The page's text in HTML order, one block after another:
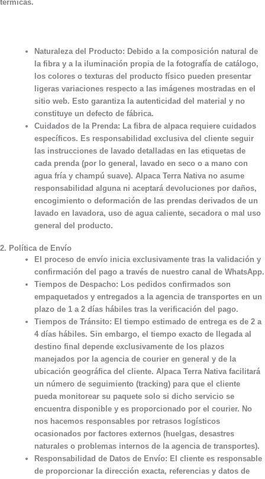
térmicas.
Naturaleza del Producto: Debido a la composición natural de
la fibra y a la iluminación propia de la fotografía de catálogo,
los colores o texturas del producto físico pueden presentar
ligeras variaciones respecto a las imágenes mostradas en el
sitio web. Esto garantiza la autenticidad del material y no
constituye un defecto de fábrica.
Cuidados de la Prenda: La fibra de alpaca requiere cuidados
específicos. Es responsabilidad exclusiva del cliente seguir
las instrucciones de lavado detalladas en las etiquetas de
cada prenda (por lo general, lavado en seco o a mano con
agua fría y champú suave). Alpaca Terra Nativa no asume
responsabilidad alguna ni aceptará devoluciones por daños,
encogimiento o deformación de las prendas derivados de un
lavado en lavadora, uso de agua caliente, secadora o mal uso
general del producto.
2. Política de Envío
El proceso de envío inicia exclusivamente tras la validación y
confirmación del pago a través de nuestro canal de WhatsApp.
Tiempos de Despacho: Los pedidos confirmados son
empaquetados y entregados a la agencia de transportes en un
plazo de 1 a 2 días hábiles tras la verificación del pago.
Tiempos de Tránsito: El tiempo estimado de entrega es de 2 a
4 días hábiles. Sin embargo, el tiempo exacto de llegada al
destino final depende exclusivamente de los plazos
manejados por la agencia de courier en general y de la
ubicación geográfica del cliente. Alpaca Terra Nativa facilitará
un número de seguimiento (tracking) para que el cliente
pueda monitorear su paquete solo si dicho servicio se
encuentra disponible y es proporcionado por el courier. No
nos hacemos responsables por retrasos logísticos
ocasionados por factores externos (huelgas, desastres
naturales o problemas internos de la agencia de transportes).
Responsabilidad de Datos de Envío: El cliente es responsable
de proporcionar la dirección exacta, referencias y datos de